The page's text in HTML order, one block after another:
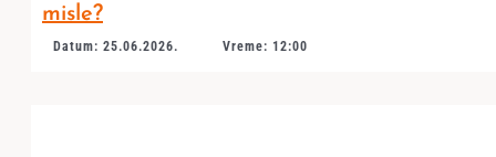
misle?
Datum: 25.06.2026. Vreme: 12:00